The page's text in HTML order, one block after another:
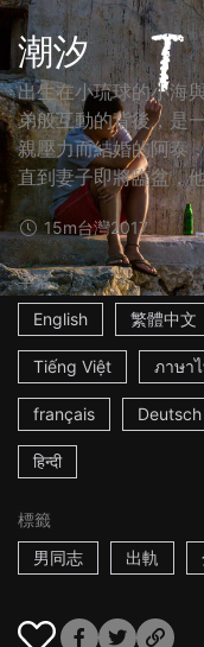
潮汐
出生在小琉球的小海
弟般互動的背後，是
親壓力而結婚的阿泰
直到妻子即將臨盆，
15m台灣2017
字幕
English
繁體中文
Tiếng Việt ภาษา
français Deutsch
हिन्दी
標籤
男同志
出軌